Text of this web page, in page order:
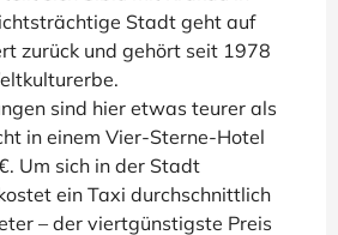
Stadt geht auf
zurück und gehört seit 1978
sind hier etwas teurer als
in einem Vier-Sterne-Hotel
Um sich in der Stadt
ein Taxi durchschnittlich
– der viertgünstigste Preis